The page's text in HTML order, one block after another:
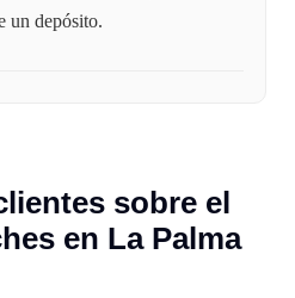
un depósito.
sobre el
en La Palma